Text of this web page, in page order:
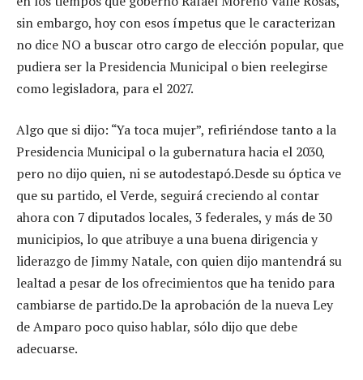
sin embargo, hoy con esos ímpetus que le caracterizan
no dice NO a buscar otro cargo de elección popular, que
pudiera ser la Presidencia Municipal o bien reelegirse
como legisladora, para el 2027.
Algo que si dijo: “Ya toca mujer”, refiriéndose tanto a la
Presidencia Municipal o la gubernatura hacia el 2030,
pero no dijo quien, ni se autodestapó.Desde su óptica ve
que su partido, el Verde, seguirá creciendo al contar
ahora con 7 diputados locales, 3 federales, y más de 30
municipios, lo que atribuye a una buena dirigencia y
liderazgo de Jimmy Natale, con quien dijo mantendrá su
lealtad a pesar de los ofrecimientos que ha tenido para
cambiarse de partido.De la aprobación de la nueva Ley
de Amparo poco quiso hablar, sólo dijo que debe
adecuarse.